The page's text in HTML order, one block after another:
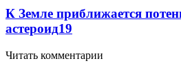
К Земле приближается
астероид19
Читать комментарии